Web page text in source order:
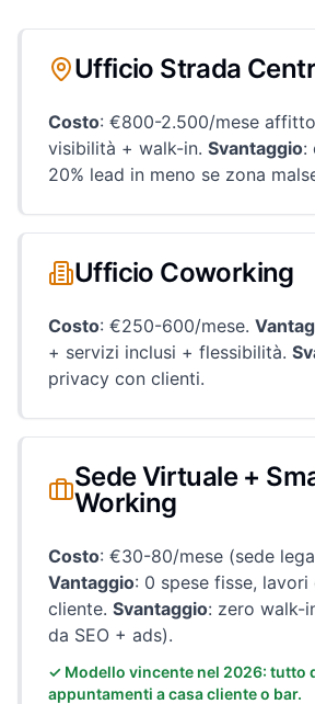
Ufficio Strada
Costo: €800-2.500/mese
visibilità + walk-in. Svantaggio:
20% lead in meno se zona
Ufficio Coworking
Costo: €250-600/mese.
+ servizi inclusi + flessibilità.
privacy con clienti.
Sede Virtuale +
Working
Costo: €30-80/mese (sede
Vantaggio: 0 spese fisse, lavori
cliente. Svantaggio: zero walk-
da SEO + ads).
✓ Modello vincente nel 2026: tutto
appuntamenti a casa cliente o bar.